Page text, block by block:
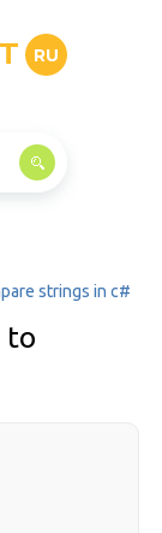
RU
strings in c#
to